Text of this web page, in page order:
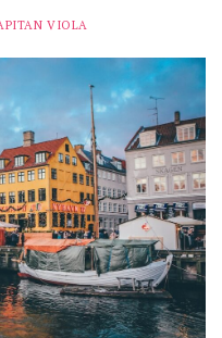
VIOLA